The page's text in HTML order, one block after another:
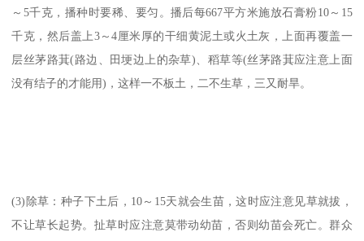
～5千克，播种时要稀、要匀。播后每667平方米施放石膏粉10～15
千克，然后盖上3～4厘米厚的干细黄泥土或火土灰，上面再覆盖一
层丝茅路萁(路边、田埂边上的杂草)、稻草等(丝茅路萁应注意上面
没有结子的才能用)，这样一不板土，二不生草，三又耐旱。
(3)除草：种子下土后，10～15天就会生苗，这时应注意见草就拔，
不让草长起势。扯草时应注意莫带动幼苗，否则幼苗会死亡。群众